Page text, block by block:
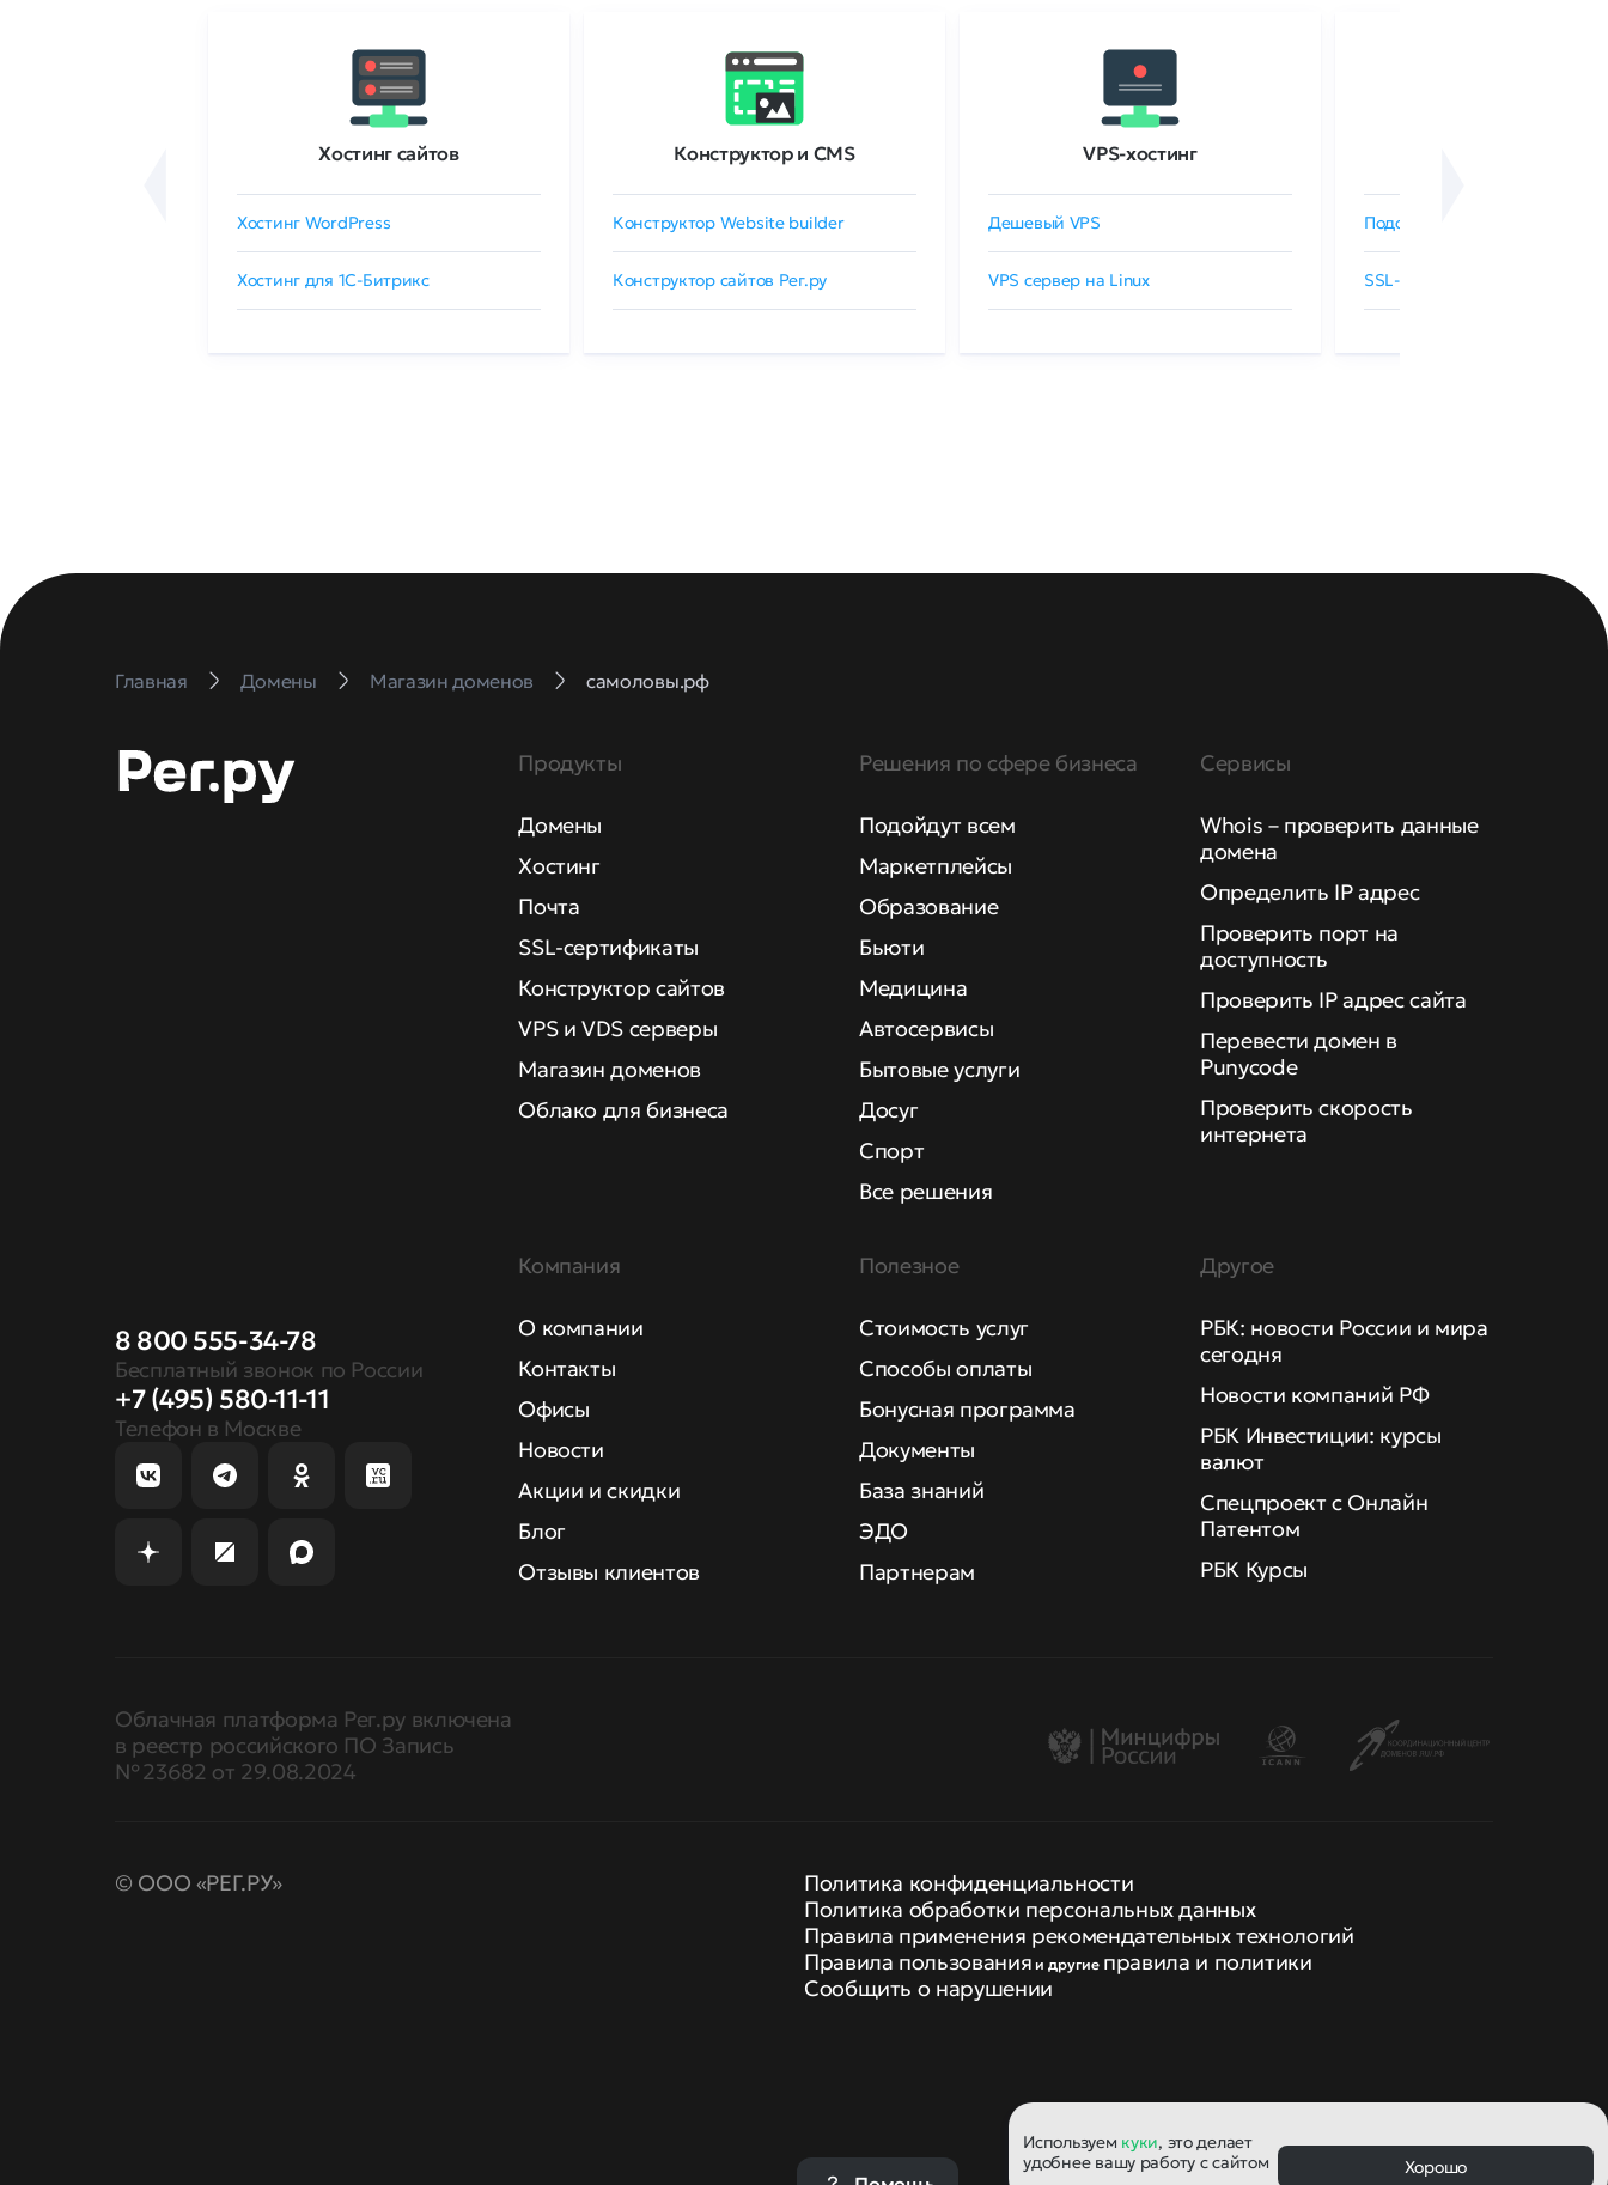
Хостинг сайтов
Хостинг WordPress
Хостинг для 1C-Битрикс
Конструктор и CMS
Конструктор Website builder
Конструктор сайтов Рег.ру
VPS-хостинг
Дешевый VPS
VPS сервер на Linux
Подобрать SSL-сертификат
SSL-сертификаты GlobalSign
Главная Домены Магазин доменов самоловы.рф
8 800 555-34-78
Бесплатный звонок по России
+7 (495) 580-11-11
Телефон в Москве
Продукты
Домены
Хостинг
Почта
SSL-сертификаты
Конструктор сайтов
VPS и VDS серверы
Магазин доменов
Облако для бизнеса
Решения по сфере бизнеса
Подойдут всем
Маркетплейсы
Образование
Бьюти
Медицина
Автосервисы
Бытовые услуги
Досуг
Спорт
Все решения
Сервисы
Whois – проверить данные
домена
Определить IP адрес
Проверить порт на
доступность
Проверить IP адрес сайта
Перевести домен в
Punycode
Проверить скорость
интернета
Компания
О компании
Контакты
Офисы
Новости
Акции и скидки
Блог
Отзывы клиентов
Полезное
Стоимость услуг
Способы оплаты
Бонусная программа
Документы
База знаний
ЭДО
Партнерам
Другое
РБК: новости России и мира
сегодня
Новости компаний РФ
РБК Инвестиции: курсы
валют
Спецпроект с Онлайн
Патентом
РБК Курсы
Облачная платформа Рег.ру включена
в реестр российского ПО Запись
№ 23682 от 29.08.2024
© ООО «РЕГ.РУ»
Политика конфиденциальности
Политика обработки персональных данных
Правила применения рекомендательных технологий
Правила пользования и другие правила и политики
Сообщить о нарушении
Используем куки, это делает
удобнее вашу работу с сайтом
Хорошо